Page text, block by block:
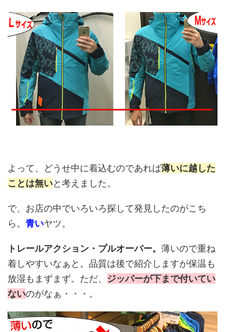
よって、どうせ中に着込むのであれば薄いに越した
ことは無いと考えました。
で、お店の中でいろいろ探して発見したのがこち
ら。 青いヤツ。
トレールアクション・プルオーバー。 薄いので重ね
着しやすいなぁと。品質は後で紹介しますが保温も
放湿もまずまず。ただ、 ジッパーが下まで付いてい
ないのがなぁ・・・。